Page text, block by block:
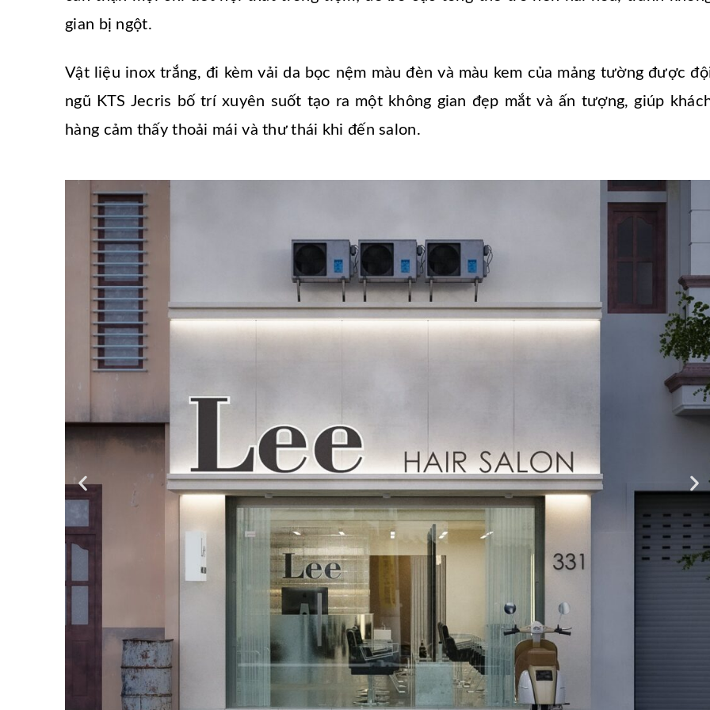
gian bị ngột.
Vật liệu inox trắng, đi kèm vải da bọc nệm màu đèn và màu kem của mảng tường được
ngũ KTS Jecris bố trí xuyên suốt tạo ra một không gian đẹp mắt và ấn tượng, giúp
hàng cảm thấy thoải mái và thư thái khi đến salon.